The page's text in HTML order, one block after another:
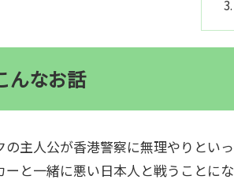
なお話
主人公が香港警察に無理やりとい
ーと一緒に悪い日本人と戦うことにな